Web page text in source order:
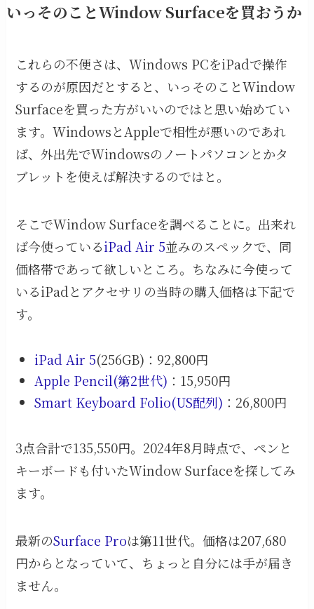
いっそのことWindow Surfaceを買おうか
これらの不便さは、Windows PCをiPadで操作
するのが原因だとすると、いっそのことWindow
Surfaceを買った方がいいのではと思い始めてい
ます。WindowsとAppleで相性が悪いのであれ
ば、外出先でWindowsのノートパソコンとかタ
ブレットを使えば解決するのではと。
そこでWindow Surfaceを調べることに。出来れ
ば今使っているiPad Air 5並みのスペックで、同
価格帯であって欲しいところ。ちなみに今使って
いるiPadとアクセサリの当時の購入価格は下記で
す。
iPad Air 5(256GB)：92,800円
Apple Pencil(第2世代) ：15,950円
Smart Keyboard Folio(US配列) ：26,800円
3点合計で135,550円。2024年8月時点で、ペンと
キーボードも付いたWindow Surfaceを探してみ
ます。
最新のSurface Proは第11世代。価格は207,680
円からとなっていて、ちょっと自分には手が届き
ません。